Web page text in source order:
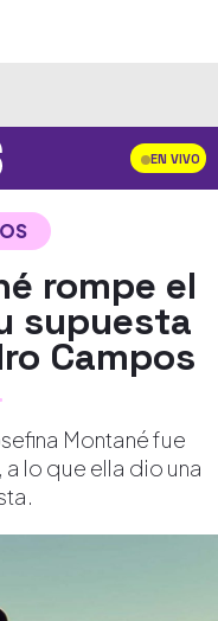
EN VIVO
rompe el
supuesta
Campos
Montané fue
lo que ella dio una